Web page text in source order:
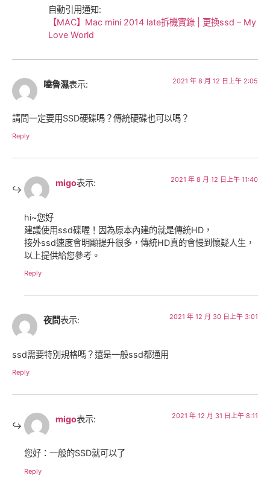
自動引用通知:
【MAC】Mac mini 2014 late拆機實錄 | 更換ssd – My
Love World
嗑魯濕表示: 2021 年 8 月 12 日上午 2:05
請問一定要用SSD硬碟嗎？傳統硬碟也可以嗎？
Reply
migo表示: 2021 年 8 月 12 日上午 11:40
hi~您好
建議使用ssd碟喔！因為原本內建的就是傳統HD，
接外ssd速度會明顯提升很多，傳統HD真的會慢到懷疑人生，
以上提供給您參考。
Reply
夜問表示: 2021 年 12 月 30 日上午 3:01
ssd需要特別規格嗎？還是一般ssd都通用
Reply
migo表示: 2021 年 12 月 31 日上午 8:11
您好：一般的SSD就可以了
Reply